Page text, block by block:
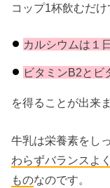
コップ1杯飲むだけ
カルシウムは１
ビタミンB2とビ
を得ることが出来ま
牛乳は栄養素をし
わらずバランスよ
ものなのです。